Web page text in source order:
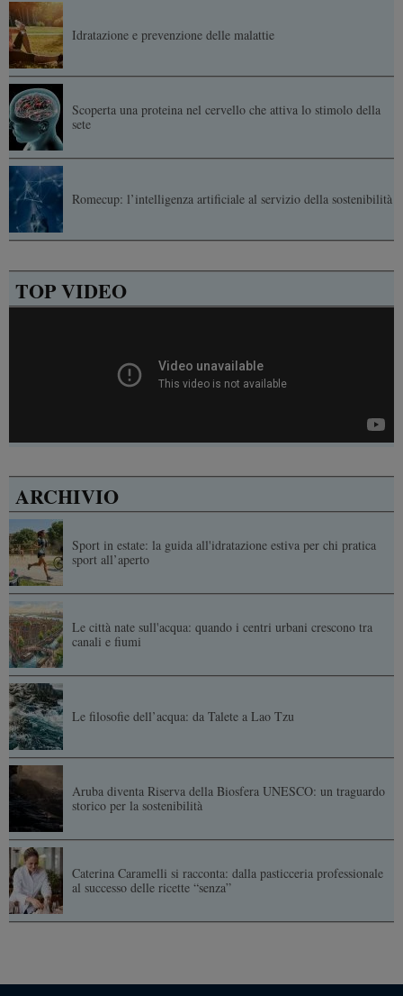
Idratazione e prevenzione delle malattie
Scoperta una proteina nel cervello che attiva lo stimolo della
sete
Romecup: l’intelligenza artificiale al servizio della sostenibilità
TOP VIDEO
ARCHIVIO
Sport in estate: la guida all'idratazione estiva per chi pratica
sport all’aperto
Le città nate sull'acqua: quando i centri urbani crescono tra
canali e fiumi
Le filosofie dell’acqua: da Talete a Lao Tzu
Aruba diventa Riserva della Biosfera UNESCO: un traguardo
storico per la sostenibilità
Caterina Caramelli si racconta: dalla pasticceria professionale
al successo delle ricette “senza”